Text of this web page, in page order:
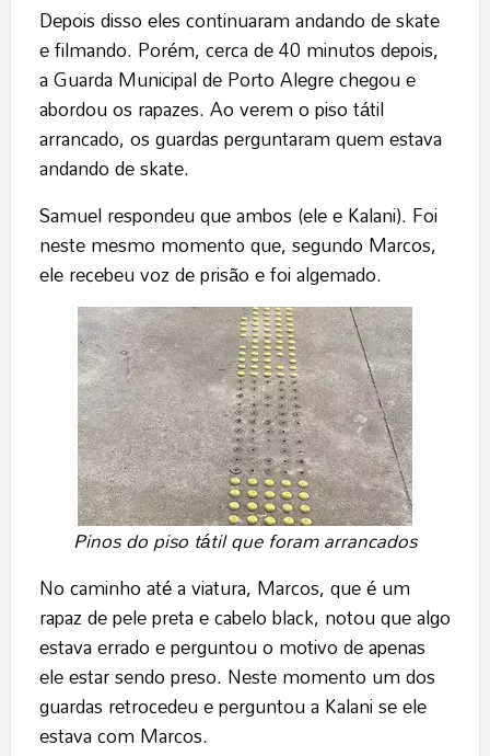
Depois disso eles continuaram andando de skate
e filmando. Porém, cerca de 40 minutos depois,
a Guarda Municipal de Porto Alegre chegou e
abordou os rapazes. Ao verem o piso tátil
arrancado, os guardas perguntaram quem estava
andando de skate.
Samuel respondeu que ambos (ele e Kalani). Foi
neste mesmo momento que, segundo Marcos,
ele recebeu voz de prisão e foi algemado.
Pinos do piso tátil que foram arrancados
No caminho até a viatura, Marcos, que é um
rapaz de pele preta e cabelo black, notou que algo
estava errado e perguntou o motivo de apenas
ele estar sendo preso. Neste momento um dos
guardas retrocedeu e perguntou a Kalani se ele
estava com Marcos.